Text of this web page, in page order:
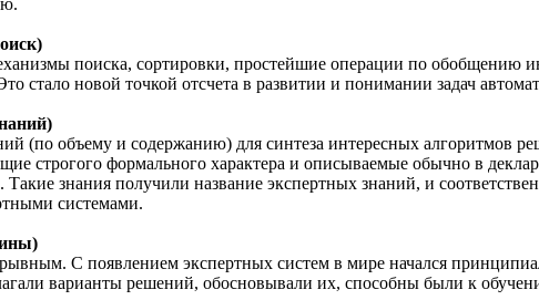
поиска, сортировки, простейшие операции по обобщению
стало новой точкой отсчета в развитии и понимании задач
(по объему и содержанию) для синтеза интересных алгоритмов
строгого формального характера и описываемые обычно в
Такие знания получили название экспертных знаний, и
системами.
С появлением экспертных систем в мире начался
варианты решений, обосновывали их, способны были к